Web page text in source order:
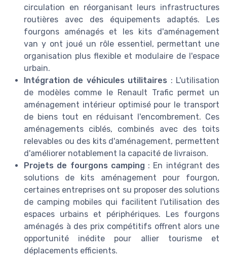
circulation en réorganisant leurs infrastructures
routières avec des équipements adaptés. Les
fourgons aménagés et les kits d'aménagement
van y ont joué un rôle essentiel, permettant une
organisation plus flexible et modulaire de l'espace
urbain.
Intégration de véhicules utilitaires : L'utilisation
de modèles comme le Renault Trafic permet un
aménagement intérieur optimisé pour le transport
de biens tout en réduisant l'encombrement. Ces
aménagements ciblés, combinés avec des toits
relevables ou des kits d'aménagement, permettent
d'améliorer notablement la capacité de livraison.
Projets de fourgons camping : En intégrant des
solutions de kits aménagement pour fourgon,
certaines entreprises ont su proposer des solutions
de camping mobiles qui facilitent l'utilisation des
espaces urbains et périphériques. Les fourgons
aménagés à des prix compétitifs offrent alors une
opportunité inédite pour allier tourisme et
déplacements efficients.